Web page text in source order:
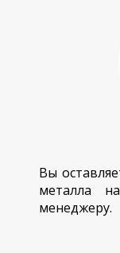
Вы
металла
менеджеру.